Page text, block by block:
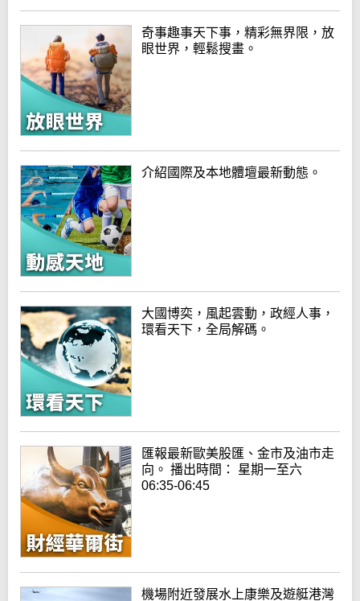
奇事趣事天下事，精彩無界限，放
眼世界，輕鬆搜畫。
介紹國際及本地體壇最新動態。
大國博奕，風起雲動，政經人事，
環看天下，全局解碼。
匯報最新歐美股匯、金市及油市走
向。 播出時間： 星期一至六
06:35-06:45
機場附近發展水上康樂及遊艇港灣